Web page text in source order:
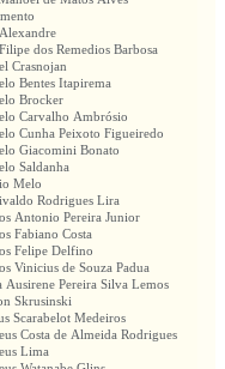
dos Remedios Barbosa
Crasnojan
Bentes Itapirema
Brocker
Carvalho Ambrósio
Cunha Peixoto Figueiredo
Giacomini Bonato
Saldanha
Melo
Rodrigues Lira
Antonio Pereira Junior
Fabiano Costa
Felipe Delfino
Vinicius de Souza Padua
Ausirene Pereira Silva Lemos
Skrusinski
Scarabelot Medeiros
Costa de Almeida Rodrigues
Lima